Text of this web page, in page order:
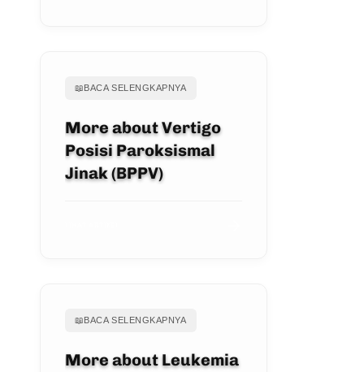
📖BACA SELENGKAPNYA
More about Vertigo
Posisi Paroksismal
Jinak (BPPV)
📖BACA SELENGKAPNYA
More about Leukemia